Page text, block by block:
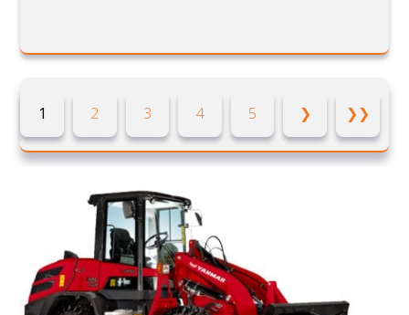
1 2 3 4 5 ❯ ❯❯